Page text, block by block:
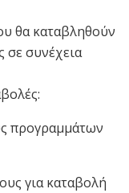
θα καταβληθούν
σε συνέχεια
προγραμμάτων
για καταβολή